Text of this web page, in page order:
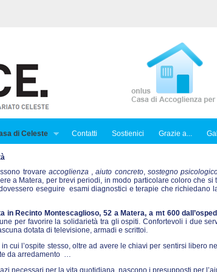
di Celeste Contatti Sostienici Grazie a...
trovare accoglienza,aiuto concreto, sostegno
a Matera, per brevi periodi, in modo particolare coloro che
eseguire esami diagnostici e terapie che richiedano
in Recinto Montescaglioso, 52 a Matera, a mt 600
per favorire la solidarietà tra gli ospiti. Confortevoli i due
dotata di televisione, armadi e scrittoi.
cui l’ospite stesso, oltre ad avere le chiavi per sentirsi libero
da arredamento …
necessari per la vita quotidiana, nascono i presupposti per